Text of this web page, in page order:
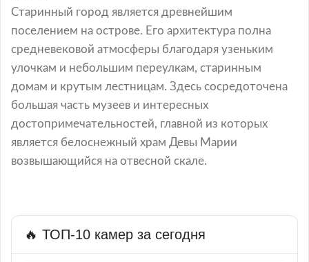
Старинный город является древнейшим
поселением на острове. Его архитектура полна
средневековой атмосферы благодаря узеньким
улочкам и небольшим переулкам, старинным
домам и крутым лестницам. Здесь сосредоточена
большая часть музеев и интересных
достопримечательностей, главной из которых
является белоснежный храм Девы Марии
возвышающийся на отвесной скале.
🔥 ТОП-10 камер за сегодня